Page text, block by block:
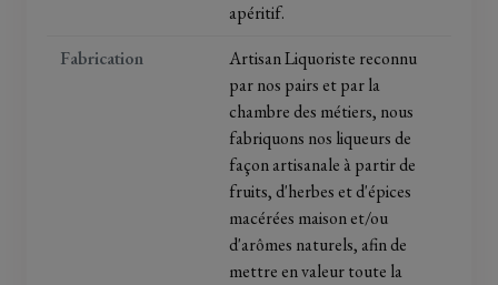
apéritif.
Fabrication
Artisan Liquoriste reconnu
par nos pairs et par la
chambre des métiers, nous
fabriquons nos liqueurs de
façon artisanale à partir de
fruits, d'herbes et d'épices
macérées maison et/ou
d'arômes naturels, afin de
mettre en valeur toute la